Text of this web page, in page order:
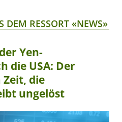
DEM RESSORT «NEWS»
Yen-
die USA: Der
die
ungelöst